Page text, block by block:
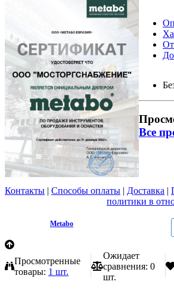
Все
Контакты | Способы оплаты | Доставка |
политики в
Metabo
Просмотренные
товары: 1 шт.
Ожидает
сравнения: 0
шт.